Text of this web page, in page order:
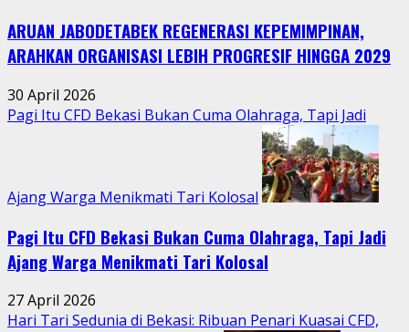
Warga
Jatimurni
di
Tengah
Aktivitas
Perkotaan
ARUAN JABODETABEK REGENERASI KEPEMIMPINAN,
ARAHKAN ORGANISASI LEBIH PROGRESIF HINGGA 2029
30 April 2026
Pagi Itu CFD Bekasi Bukan Cuma Olahraga, Tapi Jadi
Ajang Warga Menikmati Tari Kolosal
Pagi Itu CFD Bekasi Bukan Cuma Olahraga, Tapi Jadi
Ajang Warga Menikmati Tari Kolosal
27 April 2026
Hari Tari Sedunia di Bekasi: Ribuan Penari Kuasai CFD,